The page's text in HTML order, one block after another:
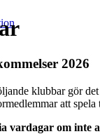
2026
klubbar gör
att
vardagar om inte